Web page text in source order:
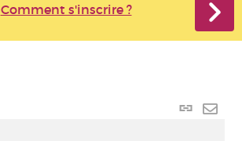
Comment s'inscrire ?
Lien